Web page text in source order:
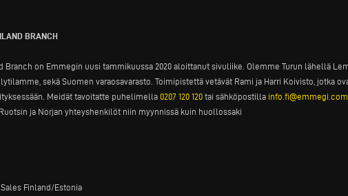
BRANCH
Branch on Emmegin uusi tammikuussa 2020 aloittanut sivuliike. Olemme Turun lähellä
sekä Suomen varaosavarasto. Toimipistettä vetävät Rami ja Harri Koivisto, jotka
Meidät tavoitatte puhelimella 0207 120 120 tai sähköpostilla info.fi@emmegi.com
ja Norjan yhteyshenkilöt niin myynnissä kuin huollossaki
Finland/Estonia